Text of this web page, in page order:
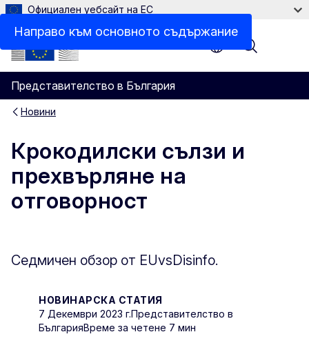
Направо към основното съдържание
Официален уебсайт на ЕС
Представителство в България
Menu
Новини
Крокодилски сълзи и
прехвърляне на
отговорност
Седмичен обзор от EUvsDisinfo.
НОВИНАРСКА СТАТИЯ
7 Декември 2023 г.Представителство в
БългарияВреме за четене 7 мин